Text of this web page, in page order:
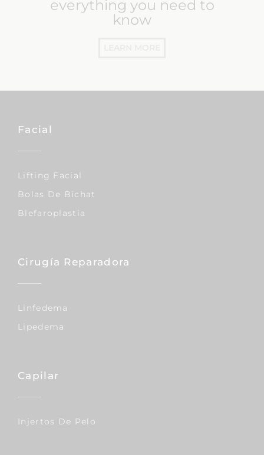
everything you need to
know
Facial
Lifting Facial
Bolas De Bichat
Blefaroplastia
Cirugía Reparadora
Linfedema
Lipedema
Capilar
Injertos De Pelo